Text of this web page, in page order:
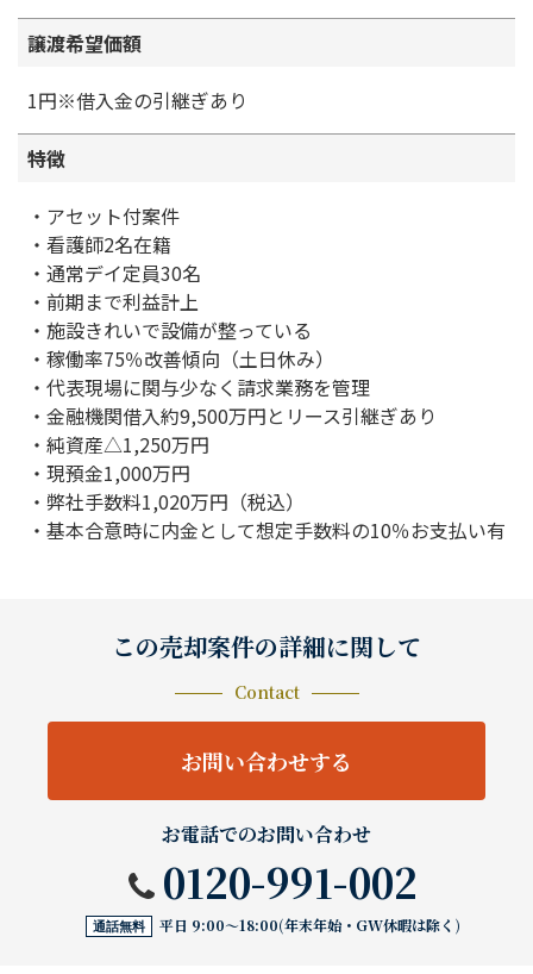
譲渡希望価額
1円※借入金の引継ぎあり
特徴
・アセット付案件
・看護師2名在籍
・通常デイ定員30名
・前期まで利益計上
・施設きれいで設備が整っている
・稼働率75％改善傾向（土日休み）
・代表現場に関与少なく請求業務を管理
・金融機関借入約9,500万円とリース引継ぎあり
・純資産△1,250万円
・現預金1,000万円
・弊社手数料1,020万円（税込）
・基本合意時に内金として想定手数料の10％お支払い有
この売却案件の詳細に関して
Contact
お問い合わせする
お電話でのお問い合わせ
0120-991-002
通話無料 平日 9:00〜18:00(年末年始・GW休暇は除く)